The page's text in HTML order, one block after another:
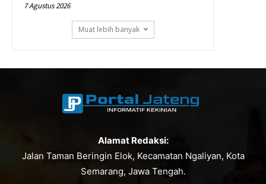
7 Agustus 2026
Muat lebih banyak
Alamat Redaksi:
Jalan Taman Beringin Elok, Kecamatan Ngaliyan, Kota
Semarang, Jawa Tengah.